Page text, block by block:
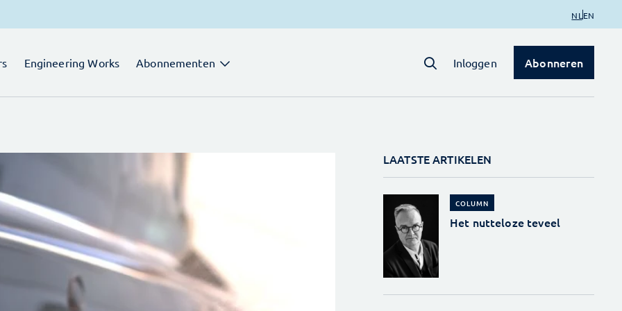
NL EN
Engineering Works Abonnementen Inloggen Abonneren
LAATSTE ARTIKELEN
COLUMN
Het nutteloze teveel